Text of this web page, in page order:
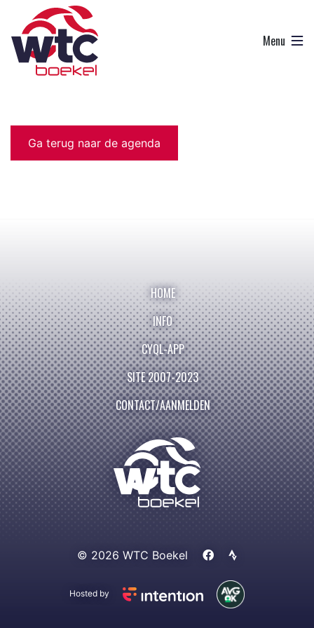
Ga terug naar de agenda
HOME
INFO
CYQL-APP
SITE 2007-2023
CONTACT/AANMELDEN
© 2026 WTC Boekel
Hosted by